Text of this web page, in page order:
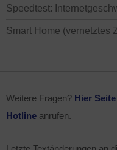
Speedtest:
Smart Home (vernetztes
Weitere Fragen? Hier
Hotline anrufen.